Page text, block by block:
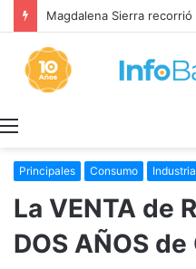
Principales Consumo Industria
La VENTA de
DOS AÑOS de